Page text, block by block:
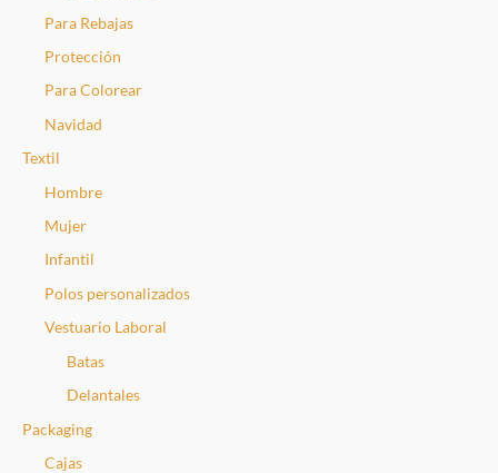
Para Rebajas
Protección
Para Colorear
Navidad
Textil
Hombre
Mujer
Infantil
Polos personalizados
Vestuario Laboral
Batas
Delantales
Packaging
Cajas